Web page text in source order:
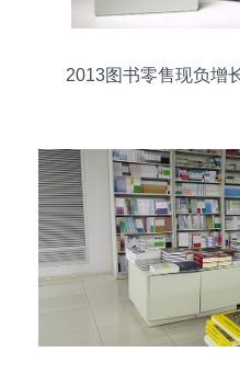
2013图书零售现负增